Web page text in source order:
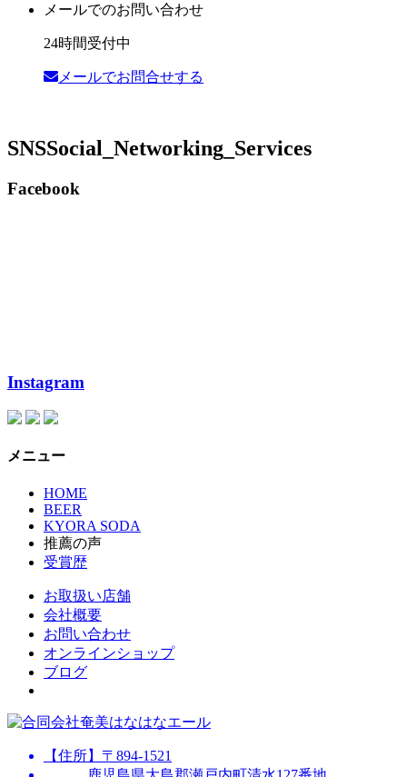
メールでのお問い合わせ
24時間受付中
メールでお問合せする
SNSSocial_Networking_Services
Facebook
Instagram
メニュー
HOME
BEER
KYORA SODA
推薦の声
受賞歴
お取扱い店舗
会社概要
お問い合わせ
オンラインショップ
ブログ
【住所】〒894-1521